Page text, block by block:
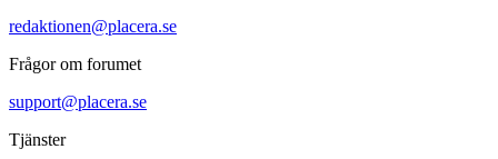
redaktionen@placera.se
Frågor om forumet
support@placera.se
Tjänster